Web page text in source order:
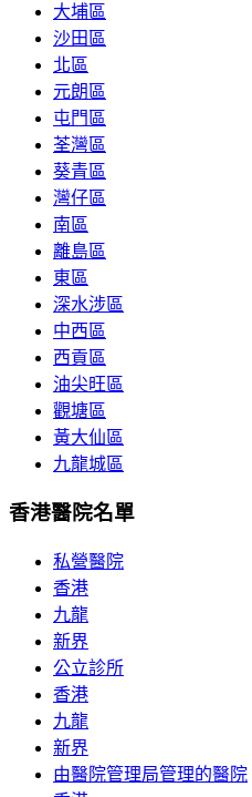
大埔區
沙田區
北區
元朗區
屯門區
荃灣區
葵青區
灣仔區
南區
離島區
東區
深水涉區
中西區
西貢區
油尖旺區
觀塘區
黃大仙區
九龍城區
香港醫院名單
私營醫院
香港
九龍
新界
公立診所
香港
九龍
新界
由醫院管理局管理的醫院